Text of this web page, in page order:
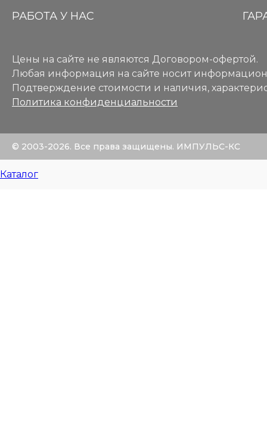
РАБОТА У НАС
Цены на сайте не являются Договором-офертой.
Любая информация на сайте носит
Подтверждение стоимости и наличия,
Политика конфиденциальности
© 2003-2026. Все права защищены. ИМПУЛЬС-КС
Каталог